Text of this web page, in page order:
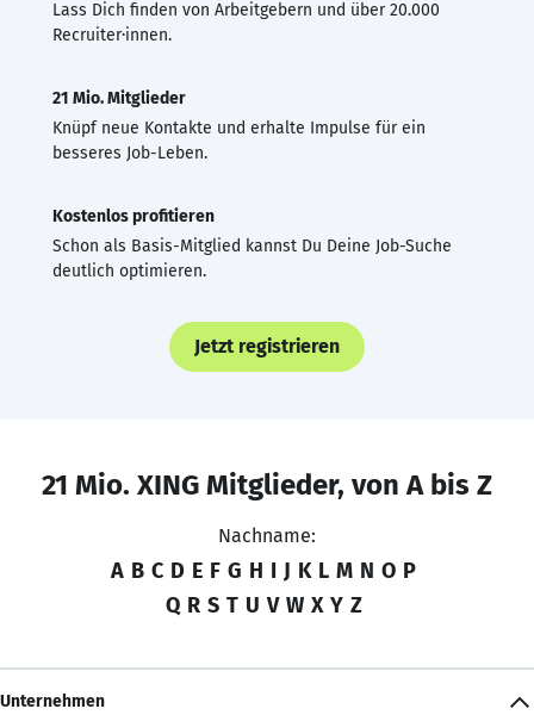
Lass Dich finden von Arbeitgebern und über 20.000
Recruiter·innen.
21 Mio. Mitglieder
Knüpf neue Kontakte und erhalte Impulse für ein
besseres Job-Leben.
Kostenlos profitieren
Schon als Basis-Mitglied kannst Du Deine Job-Suche
deutlich optimieren.
Jetzt registrieren
21 Mio. XING Mitglieder, von A bis Z
Nachname:
A B C D E F G H I J K L M N O P
Q R S T U V W X Y Z
Unternehmen